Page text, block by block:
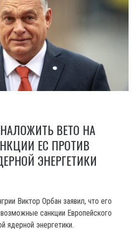
ВЕТО НА
ЕС ПРОТИВ
ЭНЕРГЕТИКИ
Виктор Орбан заявил, что его
санкции Европейского
ядерной энергетики.